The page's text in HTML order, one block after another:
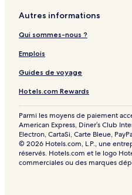
Autres informations
Qui sommes-nous ?
Emplois
Guides de voyage
Hotels.com Rewards
Parmi les moyens de paiement
American Express, Diner’s Club
Electron, CartaSi, Carte Bleue,
© 2026 Hotels.com, L.P., une
réservés. Hotels.com et le logo
commerciales ou des marques